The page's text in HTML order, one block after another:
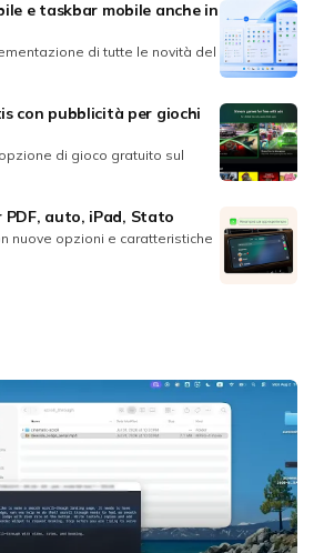
e taskbar mobile anche in
di tutte le novità del
con pubblicità per giochi
di gioco gratuito sul
auto, iPad, Stato
nuove opzioni e caratteristiche